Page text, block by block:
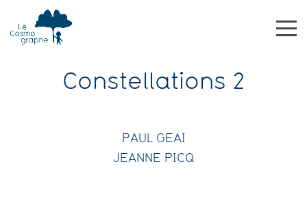
Constellations 2
PAUL GEAI
JEANNE PICQ